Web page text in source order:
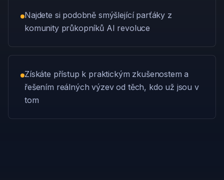
Najdete si podobně smýšlející parťáky z
komunity průkopníků AI revoluce
Získáte přístup k praktickým zkušenostem a
řešením reálných výzev od těch, kdo už jsou v
tom